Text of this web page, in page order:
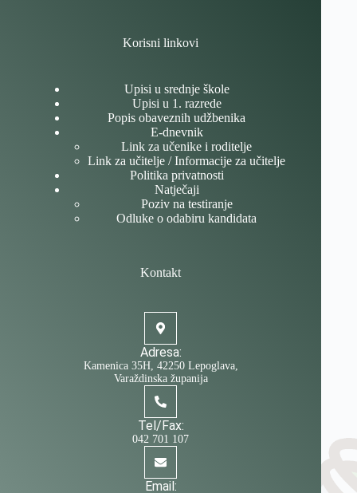
Korisni linkovi
Upisi u srednje škole
Upisi u 1. razrede
Popis obaveznih udžbenika
E-dnevnik
Link za učenike i roditelje
Link za učitelje / Informacije za učitelje
Politika privatnosti
Natječaji
Poziv na testiranje
Odluke o odabiru kandidata
Kontakt
Adresa:
Kamenica 35H, 42250 Lepoglava,
Varaždinska županija
Tel/Fax:
042 701 107
Email: